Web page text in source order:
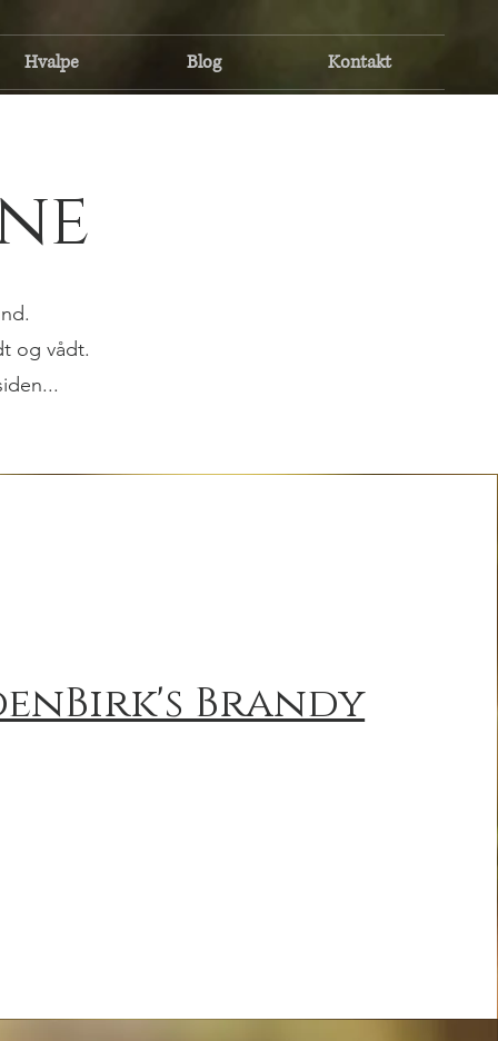
Hvalpe Blog Kontakt
og vådt.
Brandy